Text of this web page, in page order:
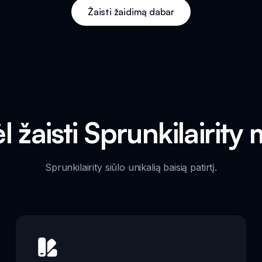
Žaisti žaidimą dabar
žaisti Sprunkilairity
Sprunkilairity siūlo unikalią baisią patirtį.